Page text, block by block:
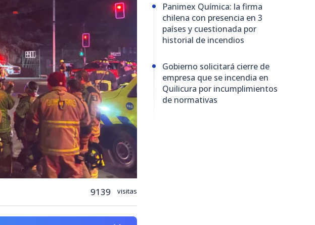
9139 visitas
Panimex Química: la firma
chilena con presencia en 3
países y cuestionada por
historial de incendios
Gobierno solicitará cierre de
empresa que se incendia en
Quilicura por incumplimientos
de normativas